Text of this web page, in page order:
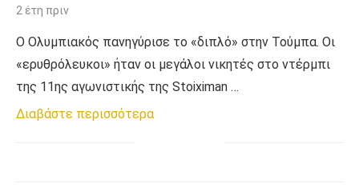
2 έτη πριν
Ο Ολυμπιακός πανηγύρισε το «διπλό» στην Τούμπα. Οι
«ερυθρόλευκοι» ήταν οι μεγάλοι νικητές στο ντέρμπι
της 11ης αγωνιστικής της Stoiximan …
Διαβάστε περισσότερα